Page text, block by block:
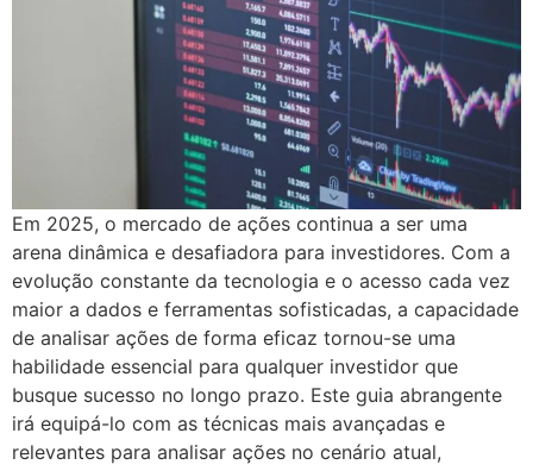
Em 2025, o mercado de ações continua a ser uma
arena dinâmica e desafiadora para investidores. Com a
evolução constante da tecnologia e o acesso cada vez
maior a dados e ferramentas sofisticadas, a capacidade
de analisar ações de forma eficaz tornou-se uma
habilidade essencial para qualquer investidor que
busque sucesso no longo prazo. Este guia abrangente
irá equipá-lo com as técnicas mais avançadas e
relevantes para analisar ações no cenário atual,